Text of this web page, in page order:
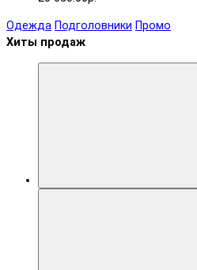
Одежда Подголовники Промо
Хиты продаж